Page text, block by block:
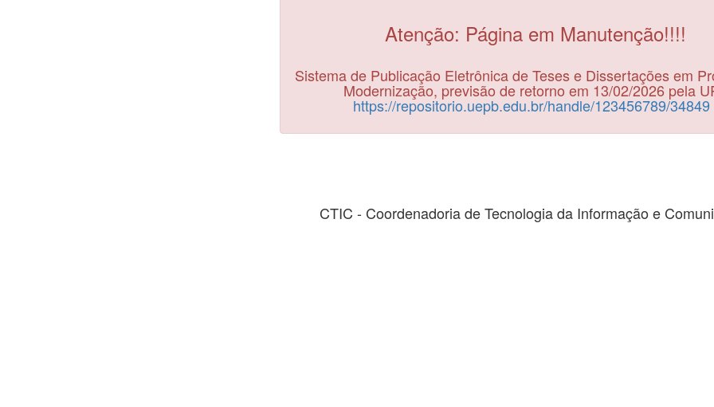
Atenção: Página em Manutenção!!!!
Sistema de Publicação Eletrônica de Teses e Dissertações em
Modernização, previsão de retorno em 13/02/2026 pela
https://repositorio.uepb.edu.br/handle/123456789/34849
CTIC - Coordenadoria de Tecnologia da Informação e